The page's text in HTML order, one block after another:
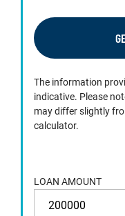
The information
indicative. Please
may differ slightly
calculator.
LOAN AMOUNT